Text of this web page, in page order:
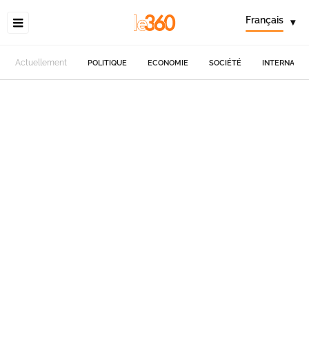
Français ▾
Actuellement POLITIQUE ECONOMIE SOCIÉTÉ